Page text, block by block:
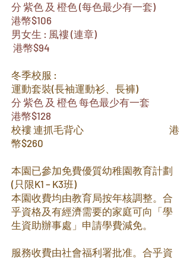
分 紫色 及 橙色 (每色最少有一套)
港幣$106
男女生 : 風褸 (連章)
港幣$94
冬季校服 :
運動套裝(長袖運動衫、長褲)
分 紫色 及 橙色 每色最少有一套
港幣$128
校褸 連抓毛背心 港
幣$260
本園已參加免費優質幼稚園教育計劃
(只限K1 – K3班)
本園收費均由教育局按年核調整。合
乎資格及有經濟需要的家庭可向「學
生資助辦事處」申請學費減免。
服務收費由社會福利署批准。合乎資